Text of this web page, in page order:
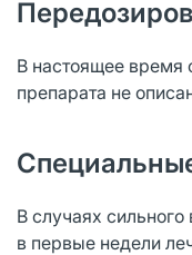
В настоящее время
препарата не
В случаях
в первые недели